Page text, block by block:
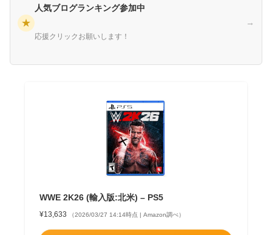
★
人気ブログランキング参加中
応援クリックお願いします！
→
WWE 2K26 (輸入版:北米) – PS5
¥13,633 （2026/03/27 14:14時点 | Amazon調べ）